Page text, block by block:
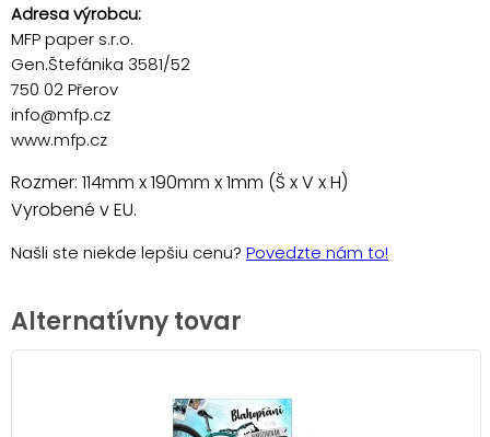
Adresa výrobcu:
MFP paper s.r.o.
Gen.Štefánika 3581/52
750 02 Přerov
info@mfp.cz
www.mfp.cz
Rozmer: 114mm x 190mm x 1mm (Š x V x H)
Vyrobené v EU.
Našli ste niekde lepšiu cenu? Povedzte nám to!
Alternatívny tovar